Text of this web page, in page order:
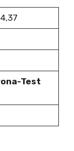
4,37
Test